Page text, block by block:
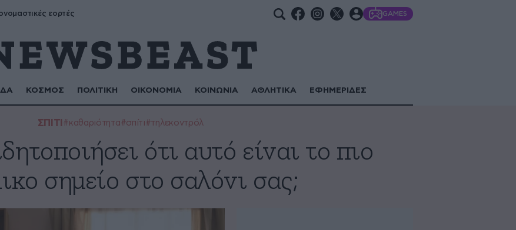
εορτές GAMES
ΚΟΣΜΟΣ ΠΟΛΙΤΙΚΗ ΟΙΚΟΝΟΜΙΑ ΚΟΙΝΩΝΙΑ ΑΘΛΗΤΙΚΑ ΕΦΗΜΕΡΙΔΕΣ
ΣΠΙΤΙ #καθαριότητα#σπίτι#τηλεκοντρόλ
ότι αυτό είναι το πιο
σημείο στο σαλόνι σας;